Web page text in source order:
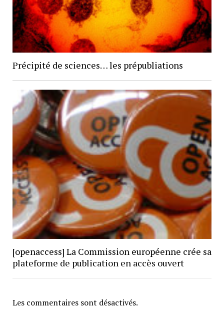
Précipité de sciences… les prépubliations
[openaccess] La Commission européenne crée sa
plateforme de publication en accès ouvert
Les commentaires sont désactivés.